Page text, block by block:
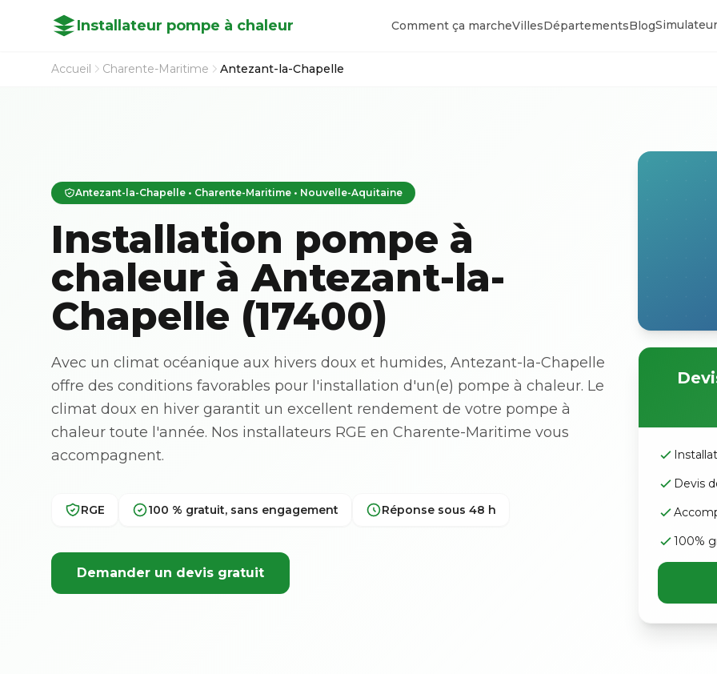
Installateur pompe à chaleur Comment ça marcheVillesDépartementsBlog
Accueil Charente-Maritime Antezant-la-Chapelle
Antezant-la-Chapelle • Charente-Maritime • Nouvelle-Aquitaine
Installation pompe à
chaleur à Antezant-la-
Chapelle (17400)
Avec un climat océanique aux hivers doux et humides, Antezant-la-Chapelle
offre des conditions favorables pour l'installation d'un(e) pompe à chaleur. Le
climat doux en hiver garantit un excellent rendement de votre pompe à
chaleur toute l'année. Nos installateurs RGE en Charente-Maritime vous
accompagnent.
RGE 100 % gratuit, sans engagement Réponse sous 48 h
Demander un devis gratuit
Devis
100%